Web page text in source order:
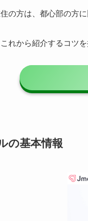
の方は、都心部の方
れから紹介するコツ
の基本情報